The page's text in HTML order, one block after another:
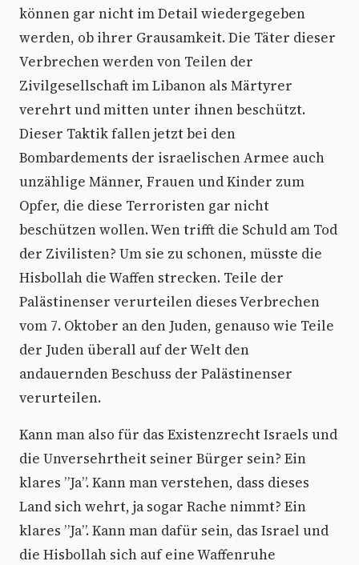
können gar nicht im Detail wiedergegeben
werden, ob ihrer Grausamkeit. Die Täter dieser
Verbrechen werden von Teilen der
Zivilgesellschaft im Libanon als Märtyrer
verehrt und mitten unter ihnen beschützt.
Dieser Taktik fallen jetzt bei den
Bombardements der israelischen Armee auch
unzählige Männer, Frauen und Kinder zum
Opfer, die diese Terroristen gar nicht
beschützen wollen. Wen trifft die Schuld am Tod
der Zivilisten? Um sie zu schonen, müsste die
Hisbollah die Waffen strecken. Teile der
Palästinenser verurteilen dieses Verbrechen
vom 7. Oktober an den Juden, genauso wie Teile
der Juden überall auf der Welt den
andauernden Beschuss der Palästinenser
verurteilen.
Kann man also für das Existenzrecht Israels und
die Unversehrtheit seiner Bürger sein? Ein
klares ”Ja”. Kann man verstehen, dass dieses
Land sich wehrt, ja sogar Rache nimmt? Ein
klares ”Ja”. Kann man dafür sein, das Israel und
die Hisbollah sich auf eine Waffenruhe